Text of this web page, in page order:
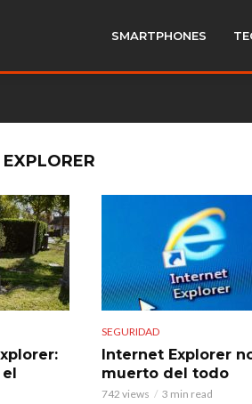
SMARTPHONES
SEGURIDAD
Internet Explorer
muerto del todo
742 views 3 min read